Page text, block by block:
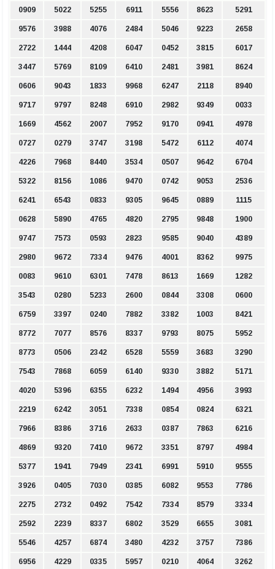
0909 5022 5255 6911 5556 8623 5291
9576 3988 4076 2484 5046 9223 2658
2722 1444 4208 6047 0452 3815 6017
3447 5769 8109 6410 2481 3981 8624
0606 9043 1833 9968 6247 2118 8940
9717 9797 8248 6910 2982 9349 0033
1669 4562 2007 7952 9170 0941 4978
0727 0279 3747 3198 5472 6112 4074
4226 7968 8440 3534 0507 9642 6704
5322 8156 1086 9470 0742 9053 2536
6241 6543 0833 9305 9645 0889 1115
0628 5890 4765 4820 2795 9848 1900
9747 7573 0593 2823 9585 9040 4389
2980 9672 7334 9476 4001 8362 9975
0083 9610 6301 7478 8613 1669 1282
3543 0280 5233 2600 0844 3308 0600
6759 3397 0240 7882 3382 1003 8421
8772 7077 8576 8337 9793 8075 5952
8773 0506 2342 6528 5559 3683 3290
7543 7868 6059 6140 9330 3882 5171
4020 5396 6355 6232 1494 4956 3993
2219 6242 3051 7338 0854 0824 6321
7966 8386 3716 2633 0387 7863 6216
4869 9320 7410 9672 3351 8797 4984
5377 1941 7949 2341 6991 5910 9555
3926 0405 7030 0385 6082 9553 7786
2275 2732 0492 7542 7334 8579 3334
2592 2239 8337 6802 3529 6655 3081
5546 4257 6874 3480 4232 3757 7386
6956 4229 0335 5957 0210 4064 3262